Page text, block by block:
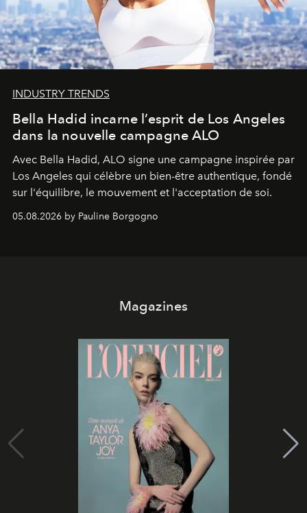
INDUSTRY TRENDS
Bella Hadid incarne l’esprit de Los Angeles
dans la nouvelle campagne ALO
Avec Bella Hadid, ALO signe une campagne inspirée par
Los Angeles qui célèbre un bien-être authentique, fondé
sur l'équilibre, le mouvement et l'acceptation de soi.
05.08.2026 by Pauline Borgogno
Magazines